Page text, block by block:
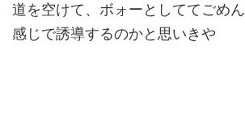
道を空けて、ボォーとしててごめ
感じで誘導するのかと思いきや